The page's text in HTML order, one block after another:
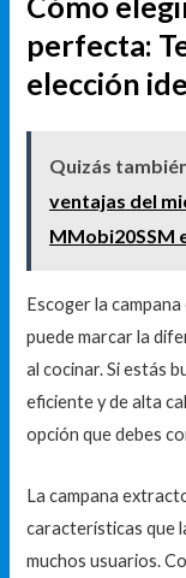
perfecta:
elección
Quizás
ventajas del
MMobi20SSM
Escoger la
puede marcar la
al cocinar. Si estás
eficiente y de alta
opción que debes
La campana
características que
muchos usuarios.